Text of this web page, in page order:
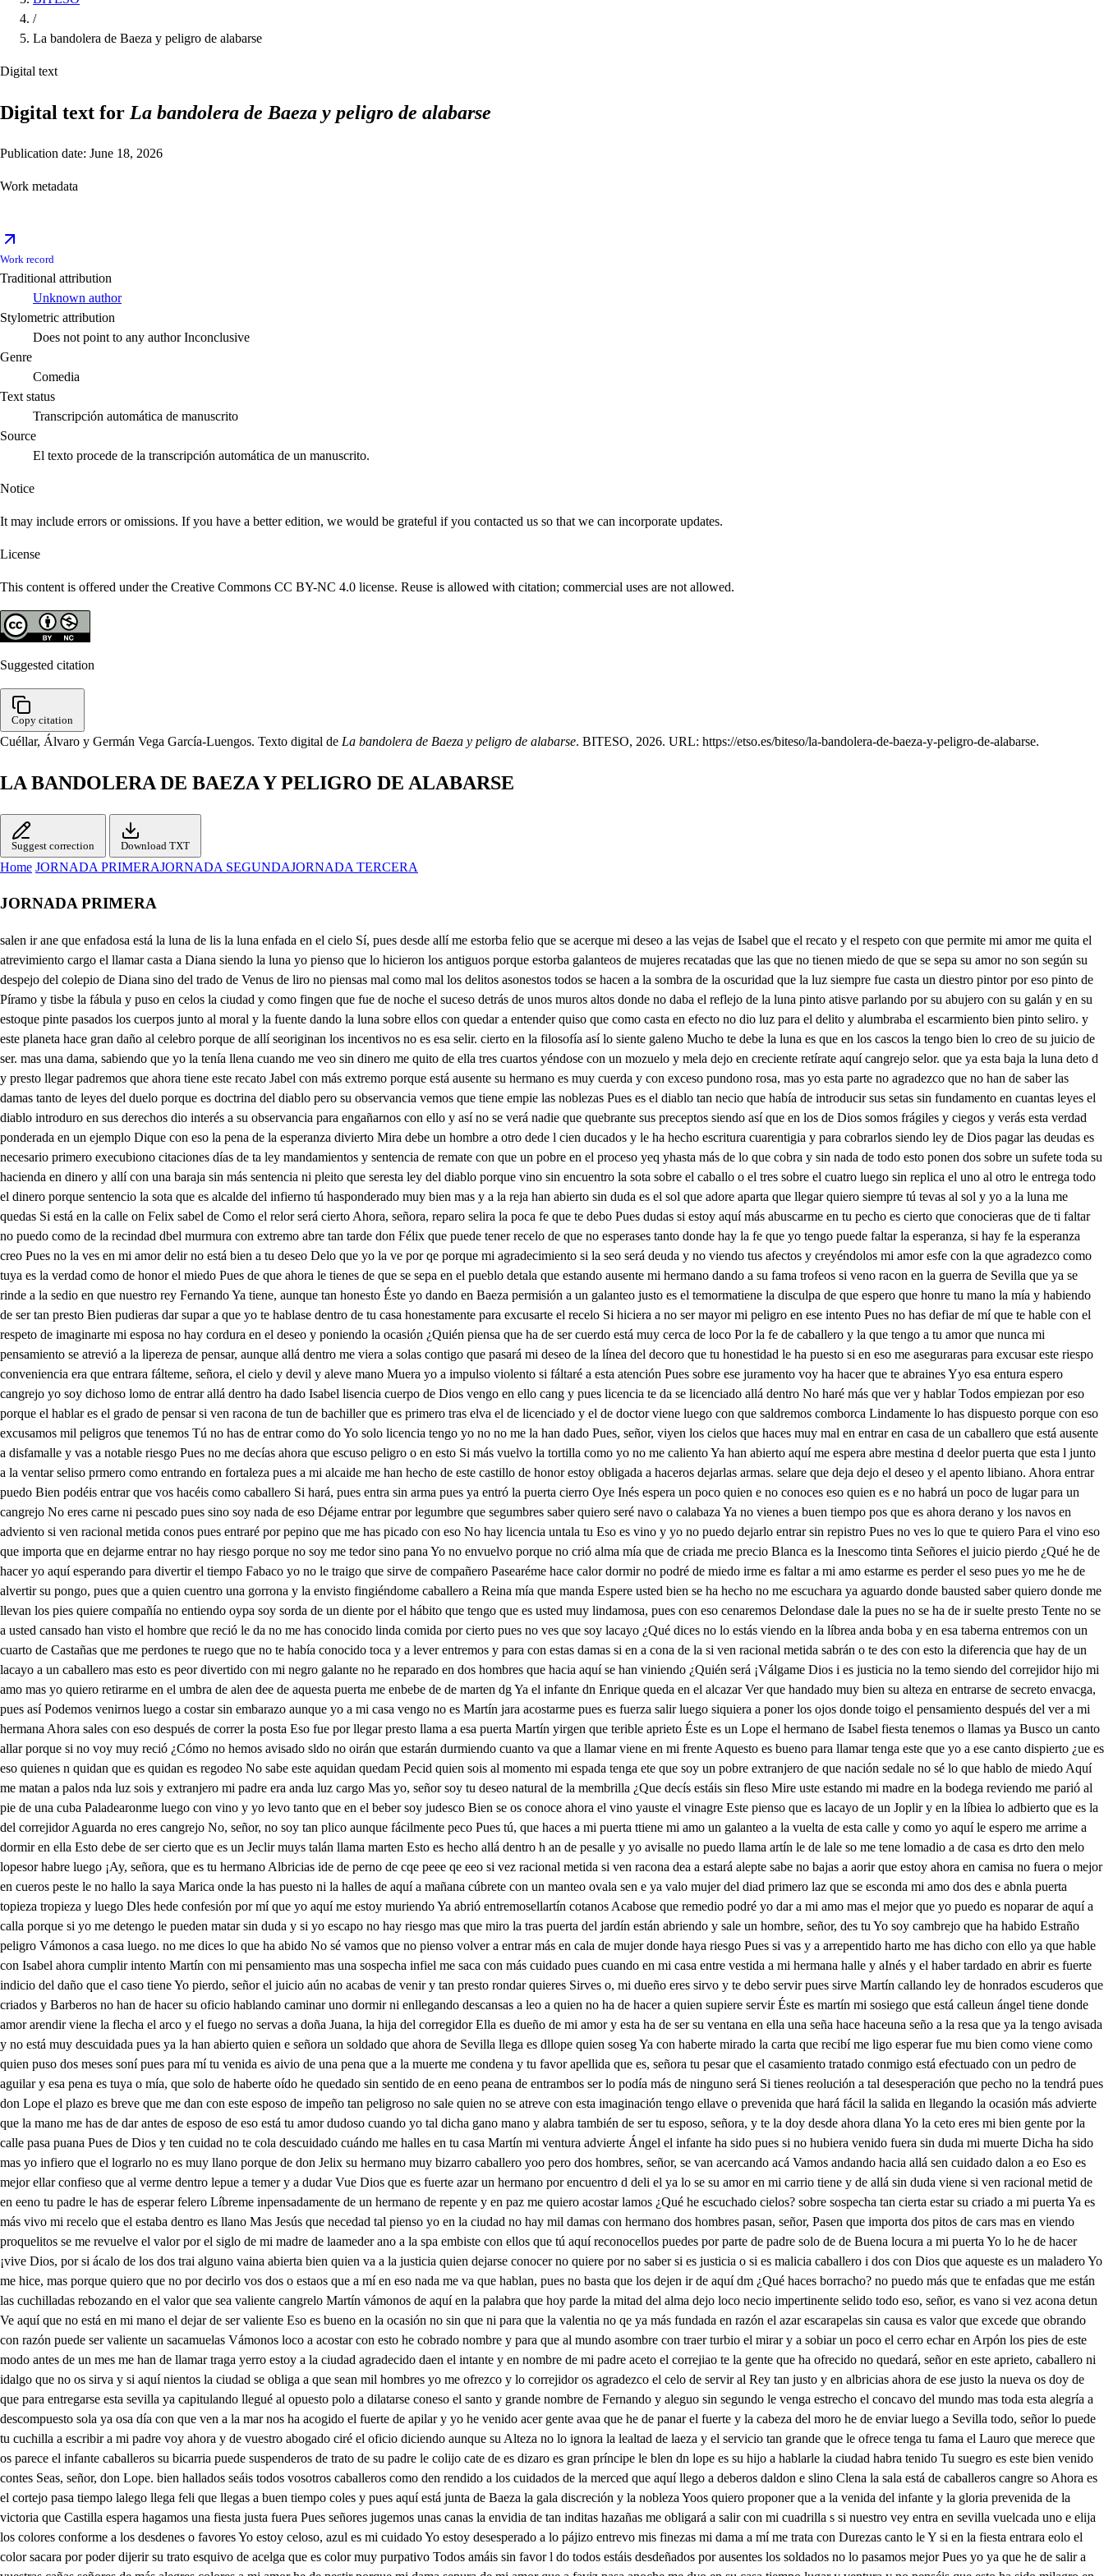
/
La bandolera de Baeza y peligro de alabarse
Digital text
Digital text for La bandolera de Baeza y peligro de alabarse
Publication date: June 18, 2026
Work metadata
Work record
Traditional attribution
Unknown author
Stylometric attribution
Does not point to any author Inconclusive
Genre
Comedia
Text status
Transcripción automática de manuscrito
Source
El texto procede de la transcripción automática de un manuscrito.
Notice
It may include errors or omissions. If you have a better edition, we would be grateful if you contacted us so that we can incorporate updates.
License
This content is offered under the Creative Commons CC BY-NC 4.0 license. Reuse is allowed with citation; commercial uses are not allowed.
Suggested citation
Copy citation
Cuéllar, Álvaro y Germán Vega García-Luengos. Texto digital de La bandolera de Baeza y peligro de alabarse. BITESO, 2026. URL: https://etso.es/biteso/la-bandolera-de-baeza-y-peligro-de-alabarse.
LA BANDOLERA DE BAEZA Y PELIGRO DE ALABARSE
Suggest correction Download TXT
Home JORNADA PRIMERAJORNADA SEGUNDAJORNADA TERCERA
JORNADA PRIMERA
salen ir ane que enfadosa está la luna de lis la luna enfada en el cielo Sí, pues desde allí me estorba felio que se acerque mi deseo a las vejas de Isabel que el recato y el respeto con que permite mi amor me quita el atrevimiento cargo el llamar casta a Diana siendo la luna yo pienso que lo hicieron los antiguos porque estorba galanteos de mujeres recatadas que las que no tienen miedo de que se sepa su amor no son según su despejo del colepio de Diana sino del trado de Venus de liro no piensas mal como mal los delitos asonestos todos se hacen a la sombra de la oscuridad que la luz siempre fue casta un diestro pintor por eso pinto de Píramo y tisbe la fábula y puso en celos la ciudad y como fingen que fue de noche el suceso detrás de unos muros altos donde no daba el reflejo de la luna pinto atisve parlando por su abujero con su galán y en su estoque pinte pasados los cuerpos junto al moral y la fuente dando la luna sobre ellos con quedar a entender quiso que como casta en efecto no dio luz para el delito y alumbraba el escarmiento bien pinto seliro. y este planeta hace gran daño al celebro porque de allí seoriginan los incentivos no es esa selir. cierto en la filosofía así lo siente galeno Mucho te debe la luna es que en los cascos la tengo bien lo creo de su juicio de ser. mas una dama, sabiendo que yo la tenía llena cuando me veo sin dinero me quito de ella tres cuartos yéndose con un mozuelo y mela dejo en creciente retírate aquí cangrejo selor. que ya esta baja la luna deto d y presto llegar padremos que ahora tiene este recato Jabel con más extremo porque está ausente su hermano es muy cuerda y con exceso pundono rosa, mas yo esta parte no agradezco que no han de saber las damas tanto de leyes del duelo porque es doctrina del diablo pero su observancia vemos que tiene empie las noblezas Pues es el diablo tan necio que había de introducir sus setas sin fundamento en cuantas leyes el diablo introduro en sus derechos dio interés a su observancia para engañarnos con ello y así no se verá nadie que quebrante sus preceptos siendo así que en los de Dios somos frágiles y ciegos y verás esta verdad ponderada en un ejemplo Dique con eso la pena de la esperanza divierto Mira debe un hombre a otro dede l cien ducados y le ha hecho escritura cuarentigia y para cobrarlos siendo ley de Dios pagar las deudas es necesario primero execubiono citaciones días de ta ley mandamientos y sentencia de remate con que un pobre en el proceso yeq yhasta más de lo que cobra y sin nada de todo esto ponen dos sobre un sufete toda su hacienda en dinero y allí con una baraja sin más sentencia ni pleito que seresta ley del diablo porque vino sin encuentro la sota sobre el caballo o el tres sobre el cuatro luego sin replica el uno al otro le entrega todo el dinero porque sentencio la sota que es alcalde del infierno tú hasponderado muy bien mas y a la reja han abierto sin duda es el sol que adore aparta que llegar quiero siempre tú tevas al sol y yo a la luna me quedas Si está en la calle on Felix sabel de Como el relor será cierto Ahora, señora, reparo selira la poca fe que te debo Pues dudas si estoy aquí más abuscarme en tu pecho es cierto que conocieras que de ti faltar no puedo como de la recindad dbel murmura con extremo abre tan tarde don Félix que puede tener recelo de que no esperases tanto donde hay la fe que yo tengo puede faltar la esperanza, si hay fe la esperanza creo Pues no la ves en mi amor delir no está bien a tu deseo Delo que yo la ve por qe porque mi agradecimiento si la seo será deuda y no viendo tus afectos y creyéndolos mi amor esfe con la que agradezco como tuya es la verdad como de honor el miedo Pues de que ahora le tienes de que se sepa en el pueblo detala que estando ausente mi hermano dando a su fama trofeos si veno racon en la guerra de Sevilla que ya se rinde a la sedio en que nuestro rey Fernando Ya tiene, aunque tan honesto Éste yo dando en Baeza permisión a un galanteo justo es el temormatiene la disculpa de que espero que honre tu mano la mía y habiendo de ser tan presto Bien pudieras dar supar a que yo te hablase dentro de tu casa honestamente para excusarte el recelo Si hiciera a no ser mayor mi peligro en ese intento Pues no has defiar de mí que te hable con el respeto de imaginarte mi esposa no hay cordura en el deseo y poniendo la ocasión ¿Quién piensa que ha de ser cuerdo está muy cerca de loco Por la fe de caballero y la que tengo a tu amor que nunca mi pensamiento se atrevió a la lipereza de pensar, aunque allá dentro me viera a solas contigo que pasará mi deseo de la línea del decoro que tu honestidad le ha puesto si en eso me aseguraras para excusar este riespo conveniencia era que entrara fálteme, señora, el cielo y devil y aleve mano Muera yo a impulso violento si fáltaré a esta atención Pues sobre ese juramento voy ha hacer que te abraines Yyo esa entura espero cangrejo yo soy dichoso lomo de entrar allá dentro ha dado Isabel lisencia cuerpo de Dios vengo en ello cang y pues licencia te da se licenciado allá dentro No haré más que ver y hablar Todos empiezan por eso porque el hablar es el grado de pensar si ven racona de tun de bachiller que es primero tras elva el de licenciado y el de doctor viene luego con que saldremos comborca Lindamente lo has dispuesto porque con eso excusamos mil peligros que tenemos Tú no has de entrar como do Yo solo licencia tengo yo no no me la han dado Pues, señor, viyen los cielos que haces muy mal en entrar en casa de un caballero que está ausente a disfamalle y vas a notable riesgo Pues no me decías ahora que escuso peligro o en esto Si más vuelvo la tortilla como yo no me caliento Ya han abierto aquí me espera abre mestina d deelor puerta que esta l junto a la ventar seliso prmero como entrando en fortaleza pues a mi alcaide me han hecho de este castillo de honor estoy obligada a haceros dejarlas armas. selare que deja dejo el deseo y el apento libiano. Ahora entrar puedo Bien podéis entrar que vos hacéis como caballero Si hará, pues entra sin arma pues ya entró la puerta cierro Oye Inés espera un poco quien e no conoces eso quien es e no habrá un poco de lugar para un cangrejo No eres carne ni pescado pues sino soy nada de eso Déjame entrar por legumbre que segumbres saber quiero seré navo o calabaza Ya no vienes a buen tiempo pos que es ahora derano y los navos en adviento si ven racional metida conos pues entraré por pepino que me has picado con eso No hay licencia untala tu Eso es vino y yo no puedo dejarlo entrar sin repistro Pues no ves lo que te quiero Para el vino eso que importa que en dejarme entrar no hay riesgo porque no soy me tedor sino pana Yo no envuelvo porque no crió alma mía que de criada me precio Blanca es la Inescomo tinta Señores el juicio pierdo ¿Qué he de hacer yo aquí esperando para divertir el tiempo Fabaco yo no le traigo que sirve de compañero Pasearéme hace calor dormir no podré de miedo irme es faltar a mi amo estarme es perder el seso pues yo me he de alvertir su pongo, pues que a quien cuentro una gorrona y la envisto fingiéndome caballero a Reina mía que manda Espere usted bien se ha hecho no me escuchara ya aguardo donde bausted saber quiero donde me llevan los pies quiere compañía no entiendo oypa soy sorda de un diente por el hábito que tengo que es usted muy lindamosa, pues con eso cenaremos Delondase dale la pues no se ha de ir suelte presto Tente no se a usted cansado han visto el hombre que reció le da no me has conocido linda comida por cierto pues no ves que soy lacayo ¿Qué dices no lo estás viendo en la líbrea anda boba y en esa taberna entremos con un cuarto de Castañas que me perdones te ruego que no te había conocido toca y a lever entremos y para con estas damas si en a cona de la si ven racional metida sabrán o te des con esto la diferencia que hay de un lacayo a un caballero mas esto es peor divertido con mi negro galante no he reparado en dos hombres que hacia aquí se han viniendo ¿Quién será ¡Válgame Dios i es justicia no la temo siendo del correjidor hijo mi amo mas yo quiero retirarme en el umbra de alen dee de aquesta puerta me enbebe de de marten dg Ya el infante dn Enrique queda en el alcazar Ver que handado muy bien su alteza en entrarse de secreto envacga, pues así Podemos venirnos luego a costar sin embarazo aunque yo a mi casa vengo no es Martín jara acostarme pues es fuerza salir luego siquiera a poner los ojos donde toigo el pensamiento después del ver a mi hermana Ahora sales con eso después de correr la posta Eso fue por llegar presto llama a esa puerta Martín yirgen que terible aprieto Éste es un Lope el hermano de Isabel fiesta tenemos o llamas ya Busco un canto allar porque si no voy muy reció ¿Cómo no hemos avisado sldo no oirán que estarán durmiendo cuanto va que a llamar viene en mi frente Aquesto es bueno para llamar tenga este que yo a ese canto dispierto ¿ue es eso quienes n quidan que es quidan es regodeo No sabe este aquidan quedam Pecid quien sois al momento mi espada tenga ete que soy un pobre extranjero de que nación sedale no sé lo que hablo de miedo Aquí me matan a palos nda luz sois y extranjero mi padre era anda luz cargo Mas yo, señor soy tu deseo natural de la membrilla ¿Que decís estáis sin fleso Mire uste estando mi madre en la bodega reviendo me parió al pie de una cuba Paladearonme luego con vino y yo levo tanto que en el beber soy judesco Bien se os conoce ahora el vino yauste el vinagre Este pienso que es lacayo de un Joplir y en la líbiea lo adbierto que es la del correjidor Aguarda no eres cangrejo No, señor, no soy tan plico aunque fácilmente peco Pues tú, que haces a mi puerta ttiene mi amo un galanteo a la vuelta de esta calle y como yo aquí le espero me arrime a dormir en ella Esto debe de ser cierto que es un Jeclir muys talán llama marten Esto es hecho allá dentro h an de pesalle y yo avisalle no puedo llama artín le de lale so me tene lomadio a de casa es drto den melo lopesor habre luego ¡Ay, señora, que es tu hermano Albricias ide de perno de cqe peee qe